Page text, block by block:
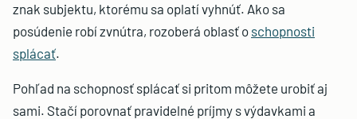
znak subjektu, ktorému sa oplatí vyhnúť. Ako sa
posúdenie robí zvnútra, rozoberá oblasť o schopnosti
splácať.
Pohľad na schopnosť splácať si pritom môžete urobiť aj
sami. Stačí porovnať pravidelné príjmy s výdavkami a